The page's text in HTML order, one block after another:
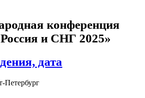
конференция
и СНГ 2025»
дата
Петербург